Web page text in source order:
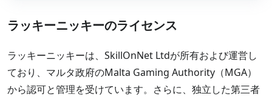
ラッキーニッキーのライセンス
ラッキーニッキーは、SkillOnNet Ltdが所有および運営し
ており、マルタ政府のMalta Gaming Authority（MGA）
から認可と管理を受けています。さらに、独立した第三者